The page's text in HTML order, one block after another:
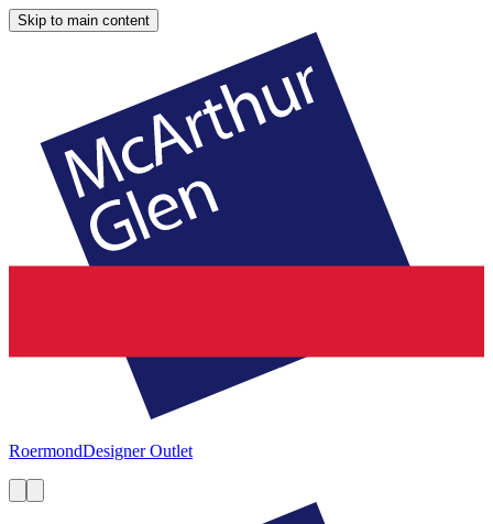
Skip to main content
RoermondDesigner Outlet